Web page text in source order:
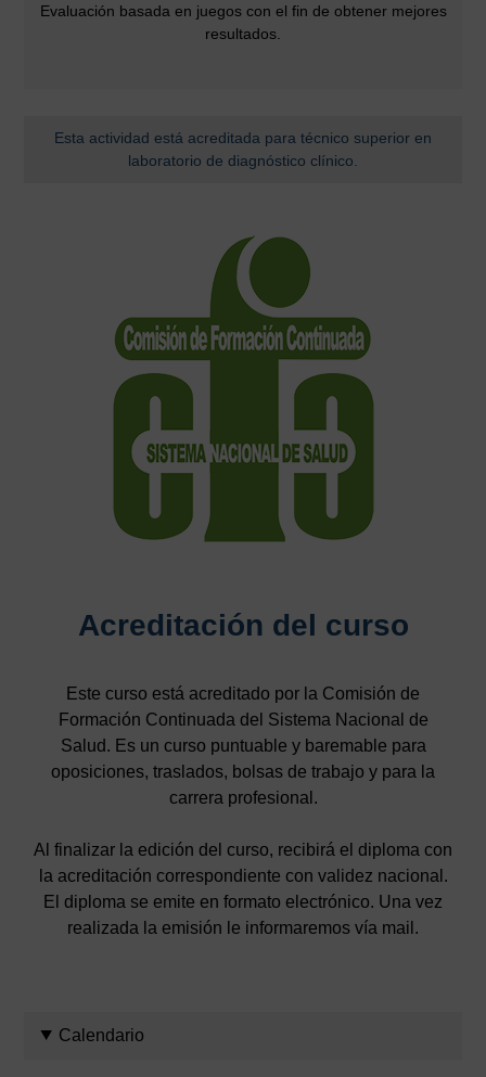
Evaluación basada en juegos con el fin de obtener mejores
resultados.
Esta actividad está acreditada para técnico superior en
laboratorio de diagnóstico clínico.
Acreditación del curso
Este curso está acreditado por la Comisión de
Formación Continuada del Sistema Nacional de
Salud. Es un curso puntuable y baremable para
oposiciones, traslados, bolsas de trabajo y para la
carrera profesional.
Al finalizar la edición del curso, recibirá el diploma con
la acreditación correspondiente con validez nacional.
El diploma se emite en formato electrónico. Una vez
realizada la emisión le informaremos vía mail.
Calendario